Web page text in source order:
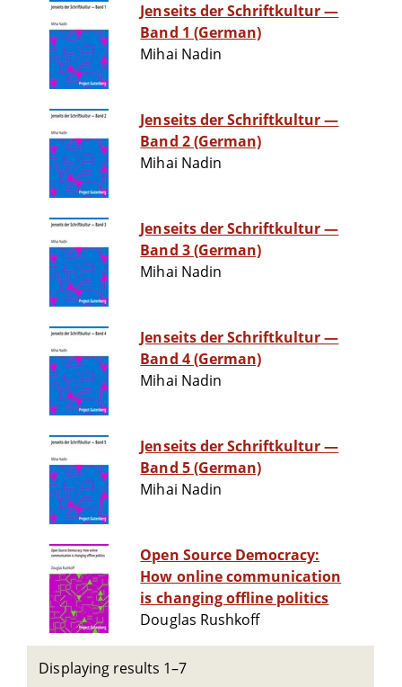
Jenseits der Schriftkultur —
Band 1 (German)
Mihai Nadin
Jenseits der Schriftkultur —
Band 2 (German)
Mihai Nadin
Jenseits der Schriftkultur —
Band 3 (German)
Mihai Nadin
Jenseits der Schriftkultur —
Band 4 (German)
Mihai Nadin
Jenseits der Schriftkultur —
Band 5 (German)
Mihai Nadin
Open Source Democracy:
How online communication
is changing offline politics
Douglas Rushkoff
Displaying results 1–7